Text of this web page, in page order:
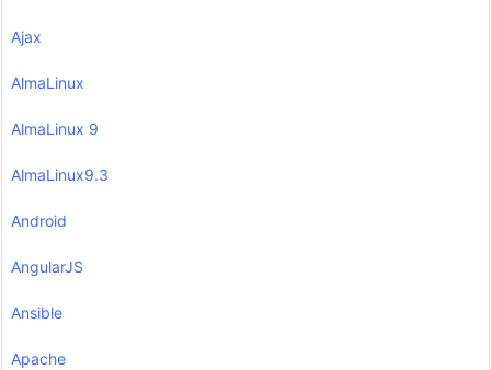
Ajax
AlmaLinux
AlmaLinux 9
AlmaLinux9.3
Android
AngularJS
Ansible
Apache